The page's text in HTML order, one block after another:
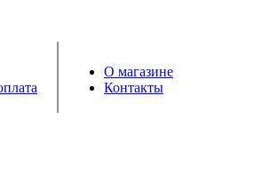
О магазине
Контакты